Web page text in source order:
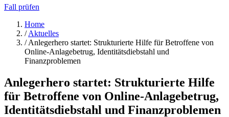
Fall prüfen
Home
/ Aktuelles
/ Anlegerhero startet: Strukturierte Hilfe für Betroffene von
Online-Anlagebetrug, Identitätsdiebstahl und
Finanzproblemen
Anlegerhero startet: Strukturierte Hilfe
für Betroffene von Online-Anlagebetrug,
Identitätsdiebstahl und Finanzproblemen